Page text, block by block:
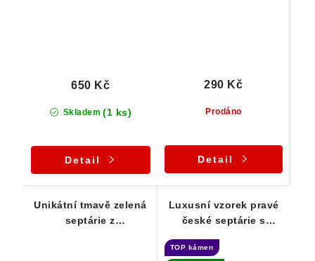
Skladem (1 ks)
650 Kč
Detail
Prodáno
290 Kč
Detail
Unikátní tmavě zelená
septárie z
Luxusní vzorek pravé
české septárie s
plochou- 985 g
TOP kámen